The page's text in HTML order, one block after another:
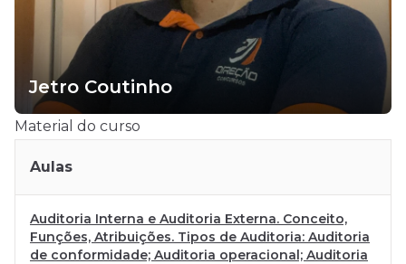
Jetro Coutinho
Material do curso
Aulas
Auditoria Interna e Auditoria Externa. Conceito,
Funções, Atribuições. Tipos de Auditoria: Auditoria
de conformidade; Auditoria operacional; Auditoria